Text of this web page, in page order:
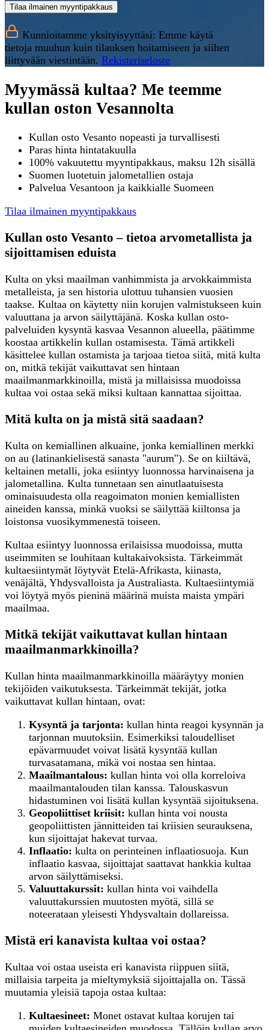
Tilaa ilmainen myyntipakkaus
Kunnioitamme yksityisyyttäsi: Emme käytä
tietoja muuhun kuin tilauksen hoitamiseen ja siihen
liittyvään viestintään. Rekisteriseloste
Myymässä kultaa? Me teemme
kullan oston Vesannolta
Kullan osto Vesanto nopeasti ja turvallisesti
Paras hinta hintatakuulla
100% vakuutettu myyntipakkaus, maksu 12h sisällä
Suomen luotetuin jalometallien ostaja
Palvelua Vesantoon ja kaikkialle Suomeen
Tilaa ilmainen myyntipakkaus
Kullan osto Vesanto – tietoa arvometallista ja
sijoittamisen eduista
Kulta on yksi maailman vanhimmista ja arvokkaimmista
metalleista, ja sen historia ulottuu tuhansien vuosien
taakse. Kultaa on käytetty niin korujen valmistukseen kuin
valuuttana ja arvon säilyttäjänä. Koska kullan osto-
palveluiden kysyntä kasvaa Vesannon alueella, päätimme
koostaa artikkelin kullan ostamisesta. Tämä artikkeli
käsittelee kullan ostamista ja tarjoaa tietoa siitä, mitä kulta
on, mitkä tekijät vaikuttavat sen hintaan
maailmanmarkkinoilla, mistä ja millaisissa muodoissa
kultaa voi ostaa sekä miksi kultaan kannattaa sijoittaa.
Mitä kulta on ja mistä sitä saadaan?
Kulta on kemiallinen alkuaine, jonka kemiallinen merkki
on au (latinankielisestä sanasta "aurum"). Se on kiiltävä,
keltainen metalli, joka esiintyy luonnossa harvinaisena ja
jalometallina. Kulta tunnetaan sen ainutlaatuisesta
ominaisuudesta olla reagoimaton monien kemiallisten
aineiden kanssa, minkä vuoksi se säilyttää kiiltonsa ja
loistonsa vuosikymmenestä toiseen.
Kultaa esiintyy luonnossa erilaisissa muodoissa, mutta
useimmiten se louhitaan kultakaivoksista. Tärkeimmät
kultaesiintymät löytyvät Etelä-Afrikasta, kiinasta,
venäjältä, Yhdysvalloista ja Australiasta. Kultaesiintymiä
voi löytyä myös pieninä määrinä muista maista ympäri
maailmaa.
Mitkä tekijät vaikuttavat kullan hintaan
maailmanmarkkinoilla?
Kullan hinta maailmanmarkkinoilla määräytyy monien
tekijöiden vaikutuksesta. Tärkeimmät tekijät, jotka
vaikuttavat kullan hintaan, ovat:
Kysyntä ja tarjonta: kullan hinta reagoi kysynnän ja
tarjonnan muutoksiin. Esimerkiksi taloudelliset
epävarmuudet voivat lisätä kysyntää kullan
turvasatamana, mikä voi nostaa sen hintaa.
Maailmantalous: kullan hinta voi olla korreloiva
maailmantalouden tilan kanssa. Talouskasvun
hidastuminen voi lisätä kullan kysyntää sijoituksena.
Geopoliittiset kriisit: kullan hinta voi nousta
geopoliittisten jännitteiden tai kriisien seurauksena,
kun sijoittajat hakevat turvaa.
Inflaatio: kulta on perinteinen inflaatiosuoja. Kun
inflaatio kasvaa, sijoittajat saattavat hankkia kultaa
arvon säilyttämiseksi.
Valuuttakurssit: kullan hinta voi vaihdella
valuuttakurssien muutosten myötä, sillä se
noteerataan yleisesti Yhdysvaltain dollareissa.
Mistä eri kanavista kultaa voi ostaa?
Kultaa voi ostaa useista eri kanavista riippuen siitä,
millaisia tarpeita ja mieltymyksiä sijoittajalla on. Tässä
muutamia yleisiä tapoja ostaa kultaa:
Kultaesineet: Monet ostavat kultaa korujen tai